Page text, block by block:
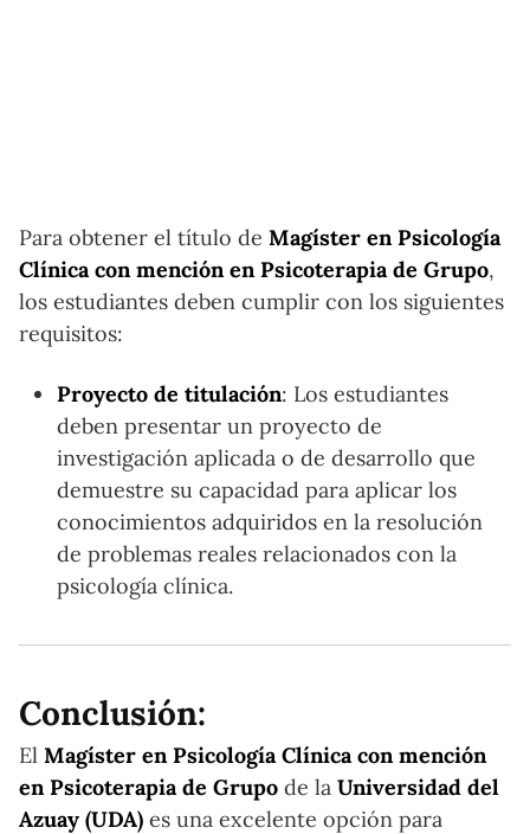
Para obtener el título de Magíster en Psicología
Clínica con mención en Psicoterapia de Grupo,
los estudiantes deben cumplir con los siguientes
requisitos:
Proyecto de titulación: Los estudiantes
deben presentar un proyecto de
investigación aplicada o de desarrollo que
demuestre su capacidad para aplicar los
conocimientos adquiridos en la resolución
de problemas reales relacionados con la
psicología clínica.
Conclusión:
El Magíster en Psicología Clínica con mención
en Psicoterapia de Grupo de la Universidad del
Azuay (UDA) es una excelente opción para